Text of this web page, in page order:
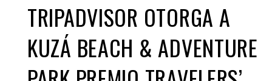
TRIPADVISOR OTORGA A
KUZÁ BEACH & ADVENTURE